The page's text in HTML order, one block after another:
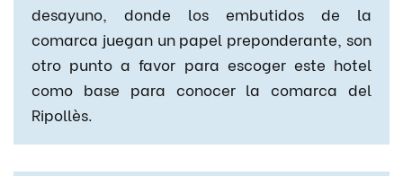
desayuno, donde los embutidos de la
comarca juegan un papel preponderante, son
otro punto a favor para escoger este hotel
como base para conocer la comarca del
Ripollès.